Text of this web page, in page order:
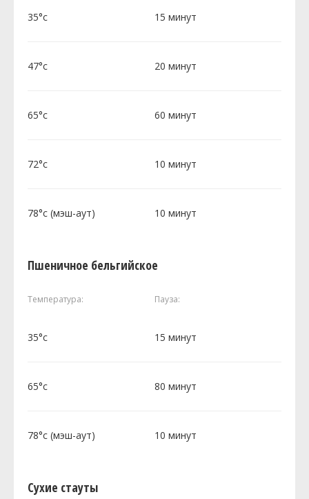
35°c 15 минут
47°c 20 минут
65°c 60 минут
72°c 10 минут
78°c (мэш-аут) 10 минут
Пшеничное бельгийское
Температура: Пауза:
35°c 15 минут
65°c 80 минут
78°c (мэш-аут) 10 минут
Сухие стауты